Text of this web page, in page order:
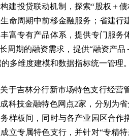
建投贷联动机制，探索“股权＋
命周期中前移金融服务；省建
富专有产品体系，提供专门服
周期的融资需求，提供“融资产
多维度建模和数据指标统一管理。
于吉林分行新市场特色支行经
科技金融特色网点2家，分别为
样板间，同时与各产业园区合
立专属特色支行，并针对“专精